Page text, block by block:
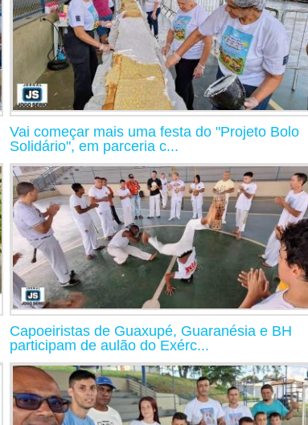
Vai começar mais uma festa do "Projeto Bolo
Solidário", em parceria c...
Capoeiristas de Guaxupé, Guaranésia e BH
participam de aulão do Exérc...